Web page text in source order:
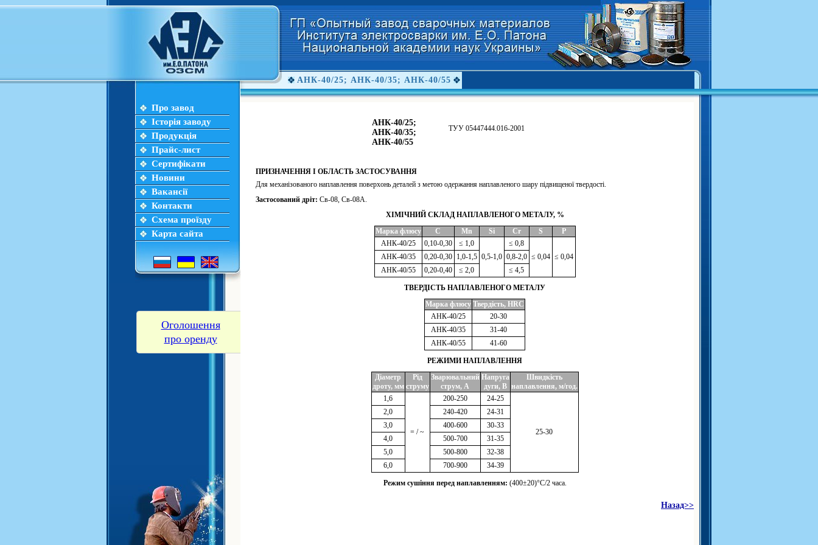
АНК-40/25; АНК-40/35; АНК-40/55
Про завод
Історія заводу
Продукція
Прайс-лист
Сертифікати
Новини
Вакансії
Контакти
Схема проїзду
Карта сайта
Оголошення
про оренду
АНК-40/25;
АНК-40/35;
АНК-40/55
ТУУ 05447444.016-2001
ПРИЗНАЧЕННЯ І ОБЛАСТЬ ЗАСТОСУВАННЯ
Для механізованого наплавлення поверхонь деталей з метою одержання наплавленого шару підвищеної твердості.
Застосований дріт: Св-08, Св-08А.
ХІМІЧНИЙ СКЛАД НАПЛАВЛЕНОГО МЕТАЛУ, %
Марка флюсу
C Mn Si Cr S
Р
АНК-40/25
0,10-0,30
≤ 1,0
0,5-1,0
≤ 0,8
≤ 0,04 ≤ 0,04
АНК-40/35 0,20-0,30 1,0-1,5
0,8-2,0
АНК-40/55
0,20-0,40 ≤ 2,0 ≤ 4,5
ТВЕРДІСТЬ НАПЛАВЛЕНОГО МЕТАЛУ
Марка флюсу Твердість, HRC
АНК-40/25
20-30
АНК-40/35
31-40
АНК-40/55
41-60
РЕЖИМИ НАПЛАВЛЕННЯ
Діаметр
дроту, мм
Рід
струму
Зварювальний
струм, А
Напруга
дуги, В
Швидкість
наплавлення, м/год.
1,6
= / ~
200-250 24-25
25-30
2,0 240-420
24-31
3,0
400-600
30-33
4,0
500-700
31-35
5,0
500-800
32-38
6,0
700-900 34-39
Режим сушіння перед наплавленням: (400±20)°С/2 часа.
Назад>>